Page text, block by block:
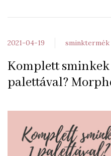
2021-04-19 sminktermék
Komplett
palettával?